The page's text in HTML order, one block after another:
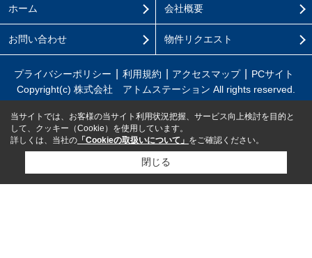
ホーム 会社概要
お問い合わせ 物件リクエスト
プライバシーポリシー 利用規約 アクセスマップ
PCサイト
Copyright(c) 株式会社 アトムステーション All rights reserved.
当サイトでは、お客様の当サイト利用状況把握、サービス向上検討を目的と
して、クッキー（Cookie）を使用しています。
詳しくは、当社の 「Cookieの取扱いについて」 をご確認ください。
閉じる